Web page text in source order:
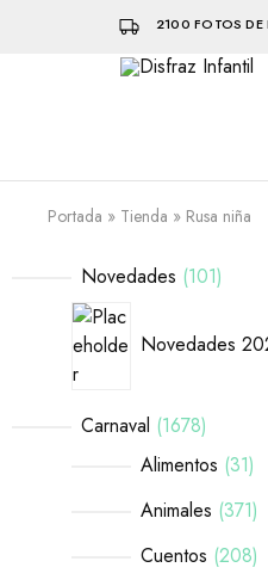
2100 FOTOS DE
hacen
la
Portada » Tienda » Rusa niña
Novedades 101
Novedades
Carnaval 1678
Alimentos 31
Animales 371
Cuentos 208